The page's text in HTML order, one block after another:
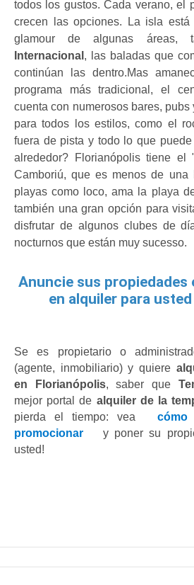
todos los gustos. Cada verano, el
crecen las opciones. La isla
glamour de algunas áreas,
Internacional , las baladas que
continúan las dentro.Mas
programa más tradicional, el
cuenta con numerosos bares,
para todos los estilos, como el
fuera de pista y todo lo que
alrededor? Florianópolis tiene el
Camboriú, que es menos de una
playas como loco, ama la playa
también una gran opción para
disfrutar de algunos clubes de
nocturnos que están muy sucesso.
Anuncie sus propiedades
en alquiler para
Se es propietario o
(agente, inmobiliario) y quiere
en Florianópolis, saber que
mejor portal de alquiler de la
pierda el tiempo: vea
cómo
promocionar
y poner su
usted!